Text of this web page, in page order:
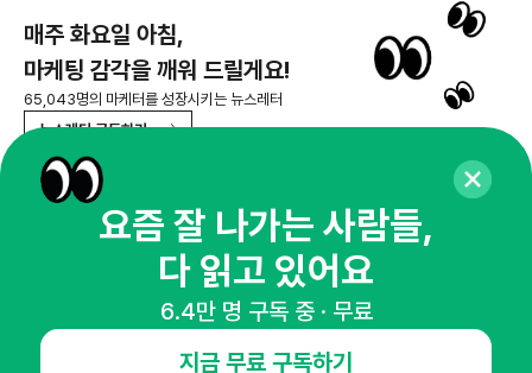
매주 화요일 아침,
마케팅 감각을 깨워 드릴게요!
65,043명의 마케터를 성장시키는 뉴스레터
뉴스레터 구독하기
오픈애즈란 공지사항 제휴문의
인사이터 신청
요즘 잘 나가는 사람들,
다 읽고 있어요
6.4만 명 구독 중 · 무료
지금 무료 구독하기